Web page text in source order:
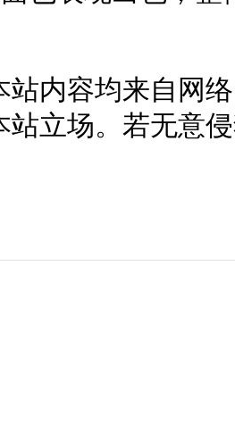
站内容均来自网
站立场。若无意